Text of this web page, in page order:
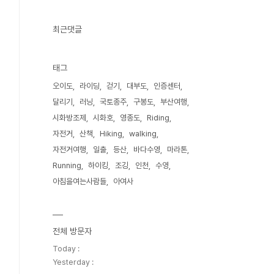
최근댓글
태그
오이도 라이딩 걷기 대부도
인증센터
달리기
러닝 국토종주 구봉도
부산여행
시화방조제
시화호 영종도
Riding
자전거
산책 Hiking
walking
자전거여행
일출 등산 바다수영
마라톤
Running
하이킹 조깅 인천
수영
아침을여는사람들
아여사
전체 방문자
Today :
Yesterday :